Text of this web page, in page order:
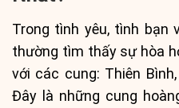
Trong tình yêu, tình bạn
thường tìm thấy sự hòa
với các cung: Thiên
Đây là những cung